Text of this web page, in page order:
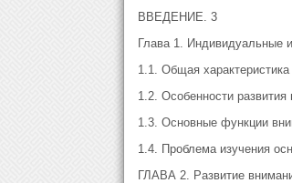
ВВЕДЕНИЕ. 3
Глава 1. Индивидуальные
1.1. Общая
1.2. Особенности развития
1.3. Основные функции
1.4. Проблема изучения
ГЛАВА 2. Развитие